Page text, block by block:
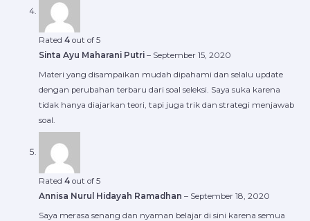
Rated 4out of 5
Sinta Ayu Maharani Putri – September 15, 2020
Materi yang disampaikan mudah dipahami dan selalu update
dengan perubahan terbaru dari soal seleksi. Saya suka karena
tidak hanya diajarkan teori, tapi juga trik dan strategi menjawab
soal.
Rated 4out of 5
Annisa Nurul Hidayah Ramadhan – September 18, 2020
Saya merasa senang dan nyaman belajar di sini karena semua